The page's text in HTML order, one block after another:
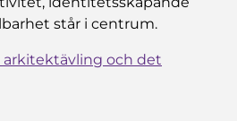
står i centrum.
arkitektävling och det